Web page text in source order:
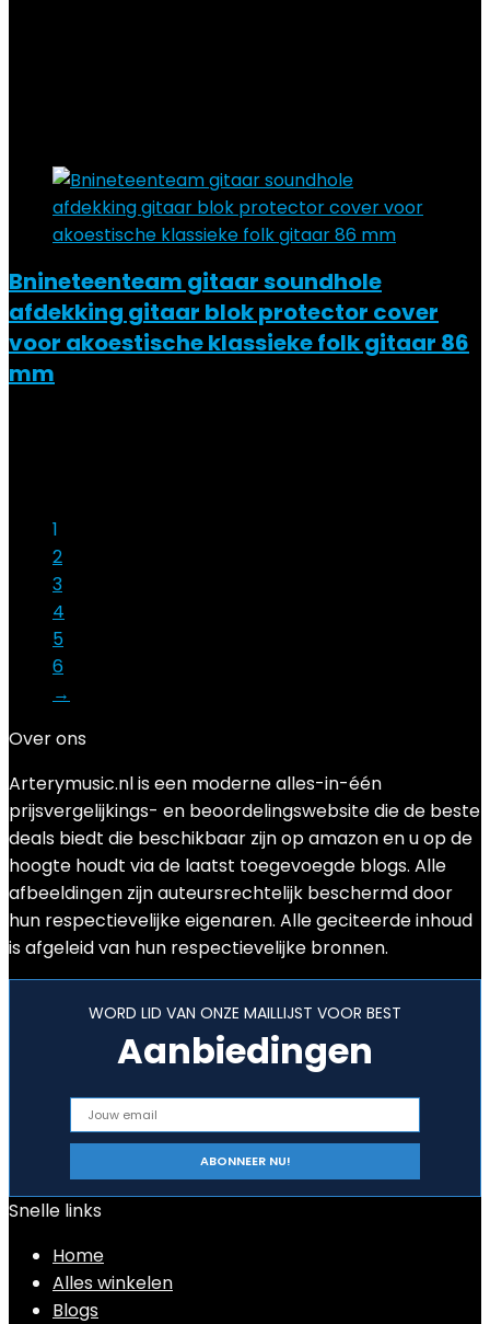
Bnineteenteam gitaar soundhole
afdekking gitaar blok protector cover
voor akoestische klassieke folk gitaar 86
mm
1
2
3
4
5
6
→
Over ons
Arterymusic.nl is een moderne alles-in-één
prijsvergelijkings- en beoordelingswebsite die de beste
deals biedt die beschikbaar zijn op amazon en u op de
hoogte houdt via de laatst toegevoegde blogs. Alle
afbeeldingen zijn auteursrechtelijk beschermd door
hun respectievelijke eigenaren. Alle geciteerde inhoud
is afgeleid van hun respectievelijke bronnen.
WORD LID VAN ONZE MAILLIJST VOOR BEST
Aanbiedingen
Snelle links
Home
Alles winkelen
Blogs